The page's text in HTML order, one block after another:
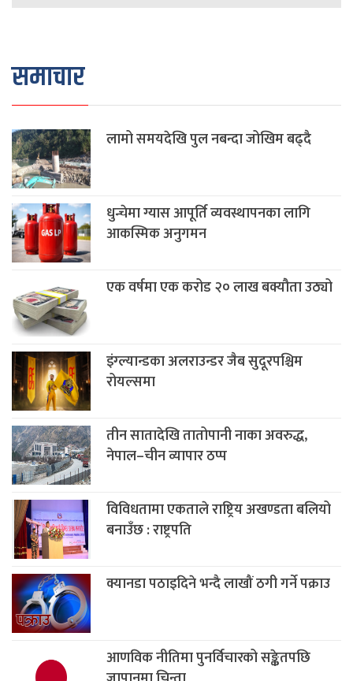
समाचार
लामो समयदेखि पुल नबन्दा जोखिम बढ्दै
धुन्चेमा ग्यास आपूर्ति व्यवस्थापनका लागि
आकस्मिक अनुगमन
एक वर्षमा एक करोड २० लाख बक्यौता उठ्यो
इंग्ल्यान्डका अलराउन्डर जैब सुदूरपश्चिम‌
रोयल्समा
तीन सातादेखि तातोपानी नाका अवरुद्ध,
नेपाल–चीन व्यापार ठप्प
विविधतामा एकताले राष्ट्रिय अखण्डता बलियो
बनाउँछ : राष्ट्रपति
क्यानडा पठाइदिने भन्दै लाखौं ठगी गर्ने पक्राउ
आणविक नीतिमा पुनर्विचारको सङ्केतपछि